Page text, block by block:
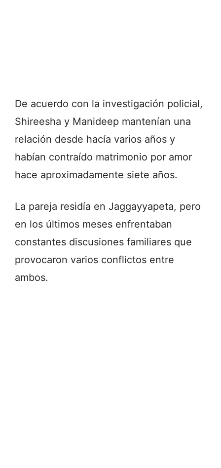
De acuerdo con la investigación policial,
Shireesha y Manideep mantenían una
relación desde hacía varios años y
habían contraído matrimonio por amor
hace aproximadamente siete años.
La pareja residía en Jaggayyapeta, pero
en los últimos meses enfrentaban
constantes discusiones familiares que
provocaron varios conflictos entre
ambos.